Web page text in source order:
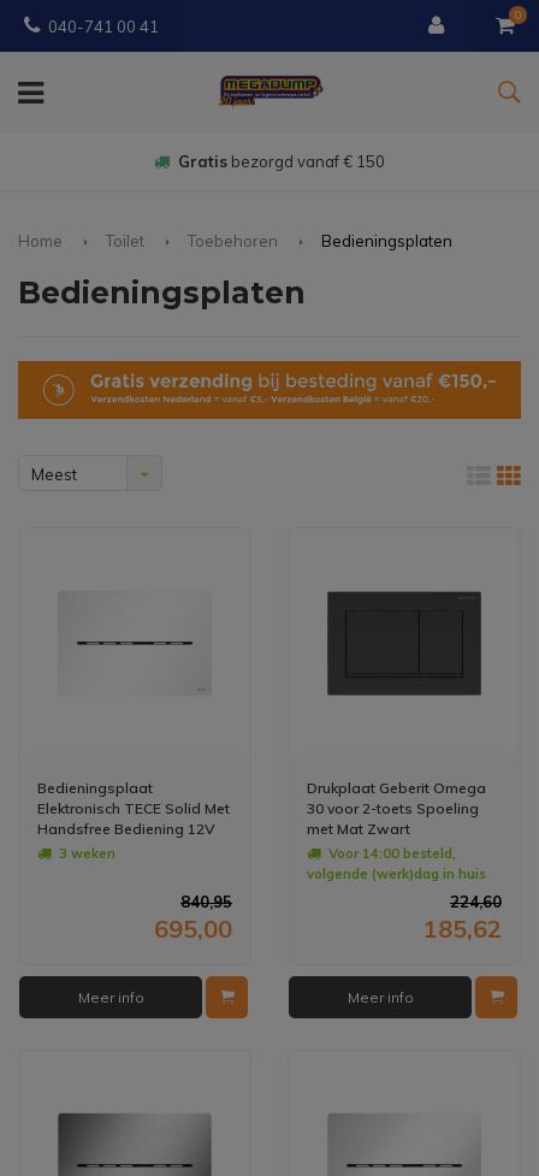
040-741 00 41
0
Gratis bezorgd vanaf € 150
Home Toilet Toebehoren Bedieningsplaten
Bedieningsplaten
Meest
Bedieningsplaat
Elektronisch TECE Solid Met
Handsfree Bediening 12V
Net - Mat Wit
3 weken
840,95
695,00
Meer info
Drukplaat Geberit Omega
30 voor 2-toets Spoeling
met Mat Zwart
Designstroken Zwart
Voor 14:00 besteld,
volgende (werk)dag in huis
224,60
185,62
Meer info